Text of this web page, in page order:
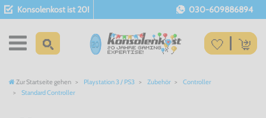
Konsolenkost ist 20! 030-609886894
Zur Startseite gehen Playstation 3 / PS3 Zubehör
Controller
Standard Controller